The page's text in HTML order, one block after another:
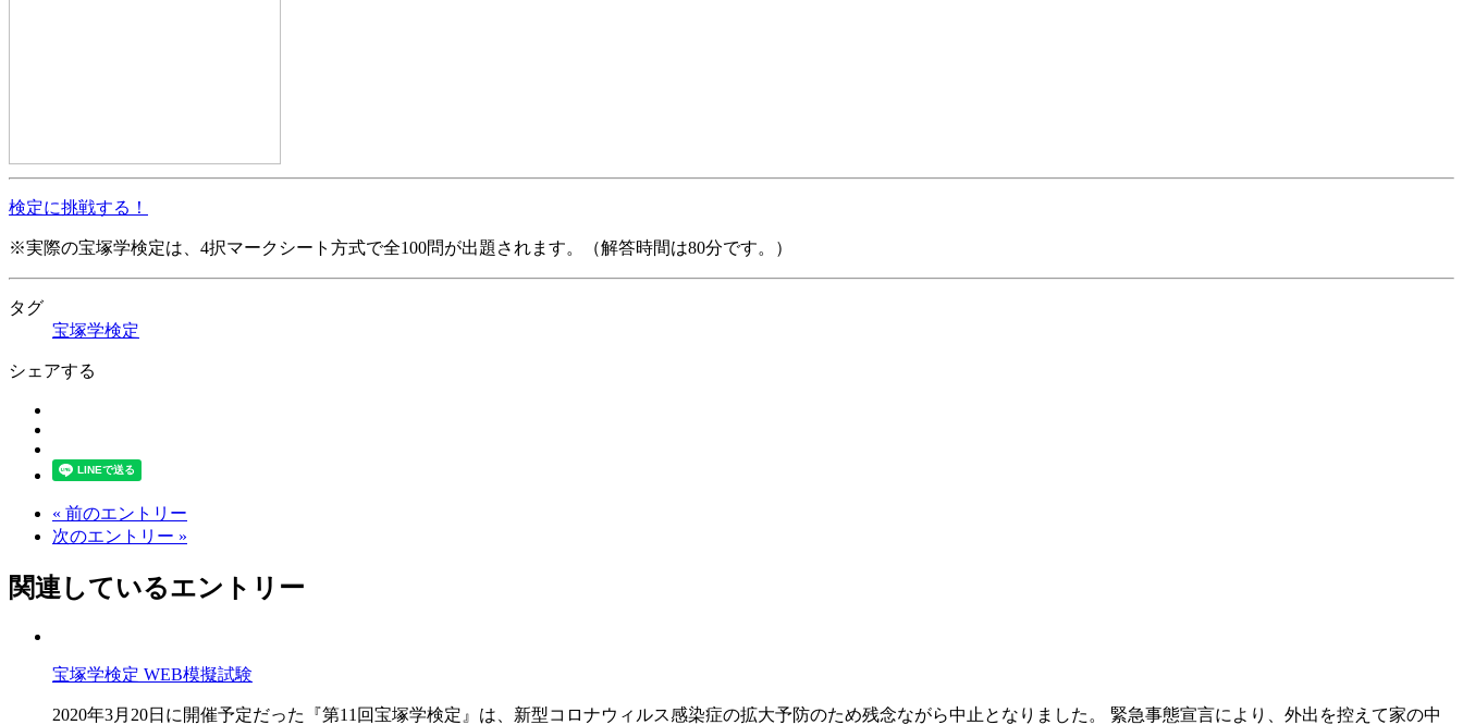
検定に挑戦する！
※実際の宝塚学検定は、4択マークシート方式で全100問が出題されます。（解答時間は80分です。）
タグ
宝塚学検定
シェアする
« 前のエントリー
次のエントリー »
関連しているエントリー
宝塚学検定 WEB模擬試験
2020年3月20日に開催予定だった『第11回宝塚学検定』は、新型コロナウィルス感染症の拡大予防のため残念ながら中止となりました。 緊急事態宣言により、外出を控えて家の中